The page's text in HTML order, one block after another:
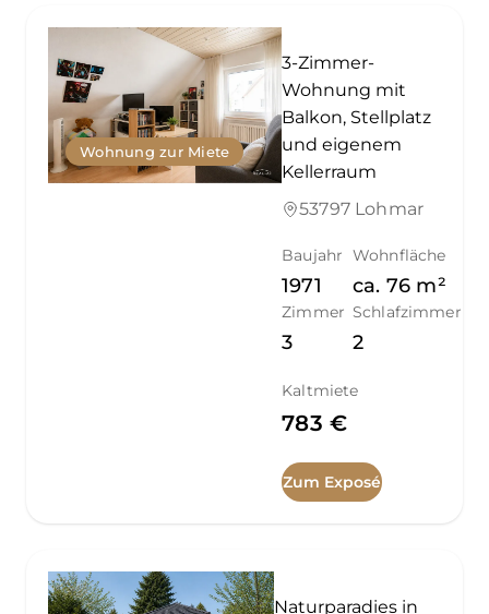
Wohnung zur Miete
3-Zimmer-
Wohnung mit
Balkon, Stellplatz
und eigenem
Kellerraum
53797 Lohmar
Baujahr
1971
Wohnfläche
ca. 76 m²
Zimmer
3
Schlafzimmer
2
Kaltmiete
783 €
Zum Exposé
Naturparadies in